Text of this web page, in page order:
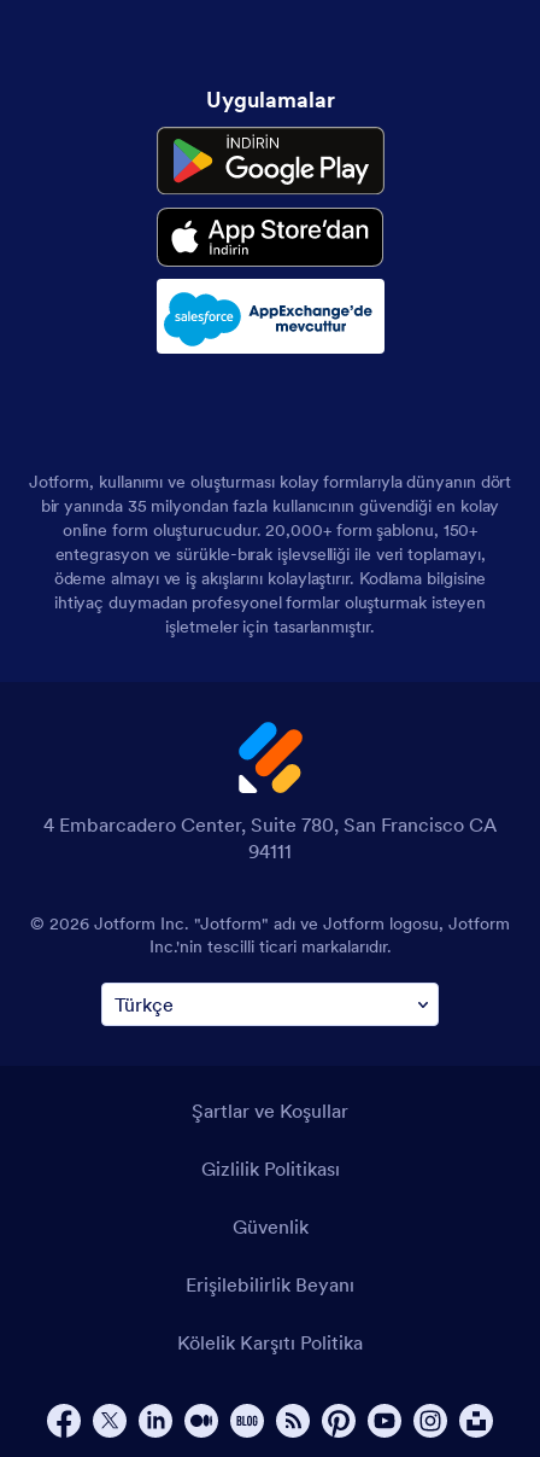
Uygulamalar
Jotform, kullanımı ve oluşturması kolay formlarıyla dünyanın dört
bir yanında 35 milyondan fazla kullanıcının güvendiği en kolay
online form oluşturucudur. 20,000+ form şablonu, 150+
entegrasyon ve sürükle-bırak işlevselliği ile veri toplamayı,
ödeme almayı ve iş akışlarını kolaylaştırır. Kodlama bilgisine
ihtiyaç duymadan profesyonel formlar oluşturmak isteyen
işletmeler için tasarlanmıştır.
4 Embarcadero Center, Suite 780, San Francisco CA
94111
© 2026 Jotform Inc. "Jotform" adı ve Jotform logosu, Jotform
Inc.'nin tescilli ticari markalarıdır.
Şartlar ve Koşullar
Gizlilik Politikası
Güvenlik
Erişilebilirlik Beyanı
Kölelik Karşıtı Politika